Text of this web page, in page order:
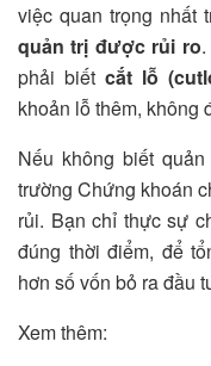
việc quan trọng nhất
quản trị được rủi ro
phải biết cắt lỗ
khoản lỗ thêm, không
Nếu không biết
trường Chứng khoán
rủi. Bạn chỉ thực sự
đúng thời điểm, để
hơn số vốn bỏ ra đầu
Xem thêm: